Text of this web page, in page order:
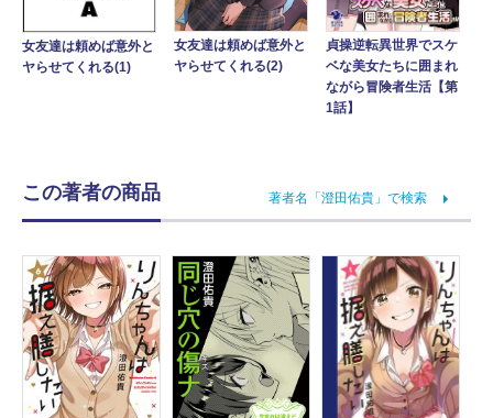
女友達は頼めば意外と
ヤらせてくれる(1)
女友達は頼めば意外と
ヤらせてくれる(2)
貞操逆転異世界でスケ
ベな美女たちに囲まれ
ながら冒険者生活【第
1話】
この著者の商品 著者名「澄田佑貴」で検索